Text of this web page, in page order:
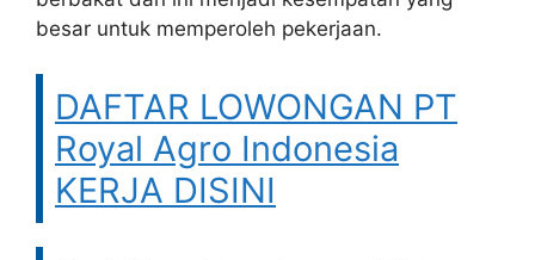
besar untuk memperoleh pekerjaan.
DAFTAR LOWONGAN PT
Royal Agro Indonesia
KERJA DISINI